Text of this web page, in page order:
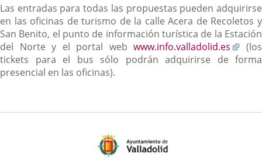
Las entradas para todas las propuestas pueden adquirirse
en las oficinas de turismo de la calle Acera de Recoletos y
San Benito, el punto de información turística de la Estación
del Norte y el portal webwww.info.valladolid.es
a
(los
tickets para el bus sólo podrán adquirirse de forma
presencial en las oficinas).